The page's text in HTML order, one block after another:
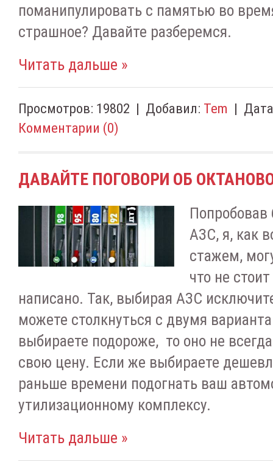
поманипулировать с памятью во
страшное? Давайте разберемся.
Читать дальше »
Просмотров: 19802 | Добавил: Tem |
Комментарии (0)
ДАВАЙТЕ ПОГОВОРИ ОБ
Попробовав
АЗС, я, как
стажем,
что не
написано. Так, выбирая АЗС
можете столкнуться с двумя
выбираете подороже, то оно не
свою цену. Если же выбираете
раньше времени подогнать ваш
утилизационному комплексу.
Читать дальше »